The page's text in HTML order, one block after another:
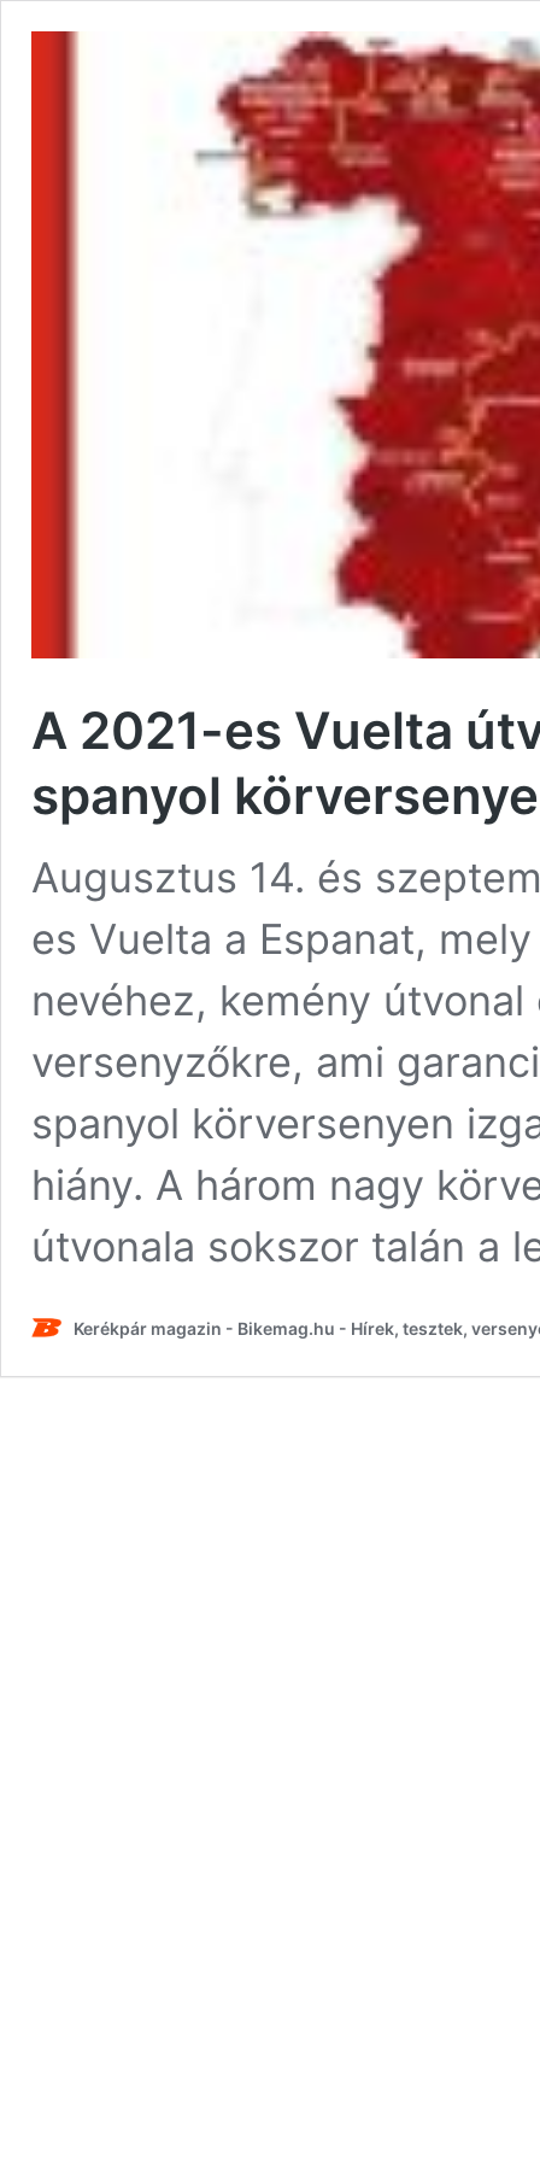
A 2021-es Vuelta
spanyol
Augusztus 14. és
es Vuelta a Espanat,
nevéhez, kemény
versenyzőkre, ami
spanyol körversenyen
hiány. A három nagy
útvonala sokszor talán a
Kerékpár magazin - Bikemag.hu - Hírek, tesztek,